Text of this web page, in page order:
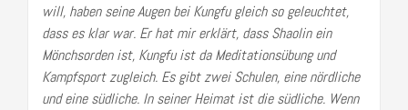
will, haben seine Augen bei Kungfu gleich so geleuchtet,
dass es klar war. Er hat mir erklärt, dass Shaolin ein
Mönchsorden ist, Kungfu ist da Meditationsübung und
Kampfsport zugleich. Es gibt zwei Schulen, eine nördliche
und eine südliche. In seiner Heimat ist die südliche. Wenn